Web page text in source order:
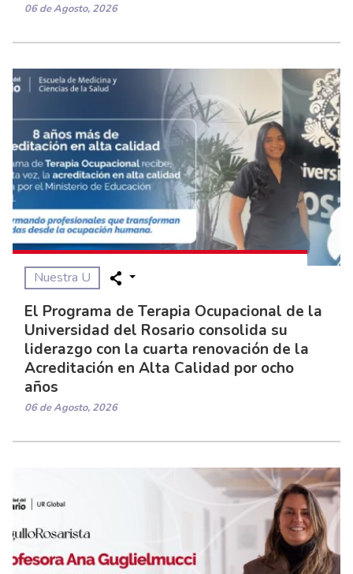
06 de Agosto, 2026
Nuestra U
El Programa de Terapia Ocupacional de la
Universidad del Rosario consolida su
liderazgo con la cuarta renovación de la
Acreditación en Alta Calidad por ocho
años
06 de Agosto, 2026